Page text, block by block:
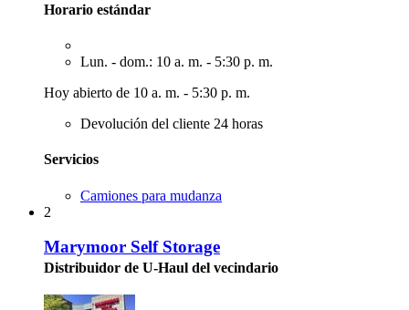
Horario estándar
Lun. - dom.: 10 a. m. - 5:30 p. m.
Hoy abierto de 10 a. m. - 5:30 p. m.
Devolución del cliente 24 horas
Servicios
Camiones para mudanza
2
Marymoor Self Storage
Distribuidor de U-Haul del vecindario